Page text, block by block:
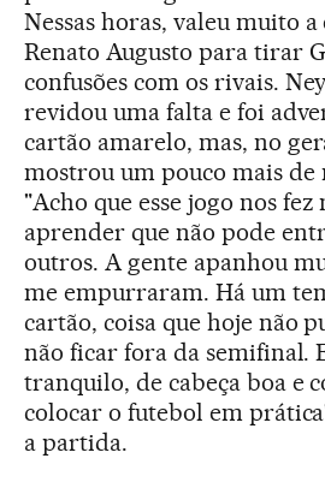
Nessas horas, valeu muito
Renato Augusto para tirar
confusões com os rivais.
revidou uma falta e foi
cartão amarelo, mas, no
mostrou um pouco mais de
"Acho que esse jogo nos fez
aprender que não pode
outros. A gente apanhou
me empurraram. Há um
cartão, coisa que hoje não
não ficar fora da semifinal.
tranquilo, de cabeça boa e
colocar o futebol em
a partida.